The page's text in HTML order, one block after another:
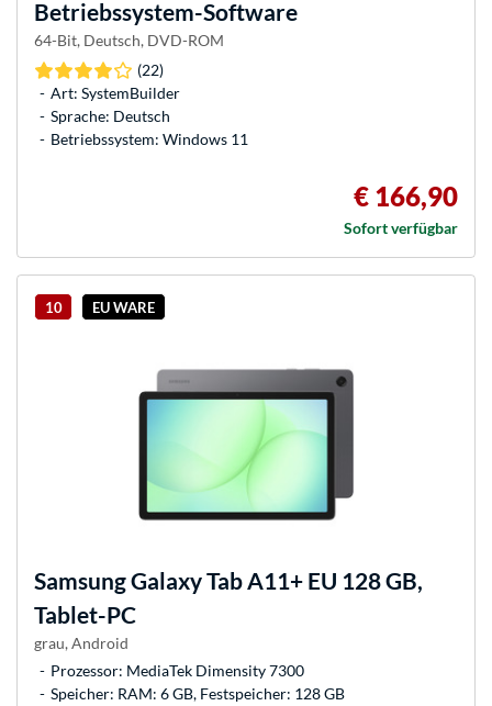
Betriebssystem-Software
64-Bit, Deutsch, DVD-ROM
(22)
Art: SystemBuilder
Sprache: Deutsch
Betriebssystem: Windows 11
€ 166,90
Sofort verfügbar
10 EU WARE
SamsungGalaxy Tab A11+ EU 128 GB,
Tablet-PC
grau, Android
Prozessor: MediaTek Dimensity 7300
Speicher: RAM: 6 GB, Festspeicher: 128 GB